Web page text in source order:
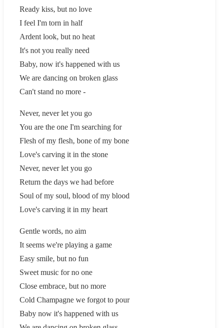
Ready kiss, but no love
I feel I'm torn in half
Ardent look, but no heat
It's not you really need
Baby, now it's happened with us
We are dancing on broken glass
Can't stand no more -
Never, never let you go
You are the one I'm searching for
Flesh of my flesh, bone of my bone
Love's carving it in the stone
Never, never let you go
Return the days we had before
Soul of my soul, blood of my blood
Love's carving it in my heart
Gentle words, no aim
It seems we're playing a game
Easy smile, but no fun
Sweet music for no one
Close embrace, but no more
Cold Champagne we forgot to pour
Baby now it's happened with us